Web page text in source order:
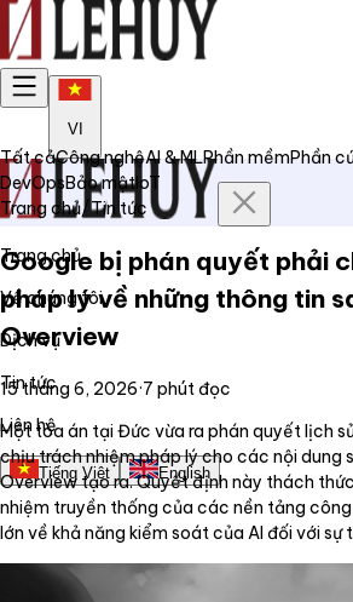
VI
Trang chủ
Về chúng tôi
Dịch vụ
Tin tức
Liên hệ
Tiếng Việt English
Tất cảCông nghệAI & MLPhần mềmPhần
DevOpsBảo mậtIoT
Trang chủ/Tin tức
Google bị phán quyết phải
pháp lý về những thông tin
Overview
15 tháng 6, 2026·7 phút đọc
Một tòa án tại Đức vừa ra phán quyết lịch
chịu trách nhiệm pháp lý cho các nội dung
Overview tạo ra. Quyết định này thách
nhiệm truyền thống của các nền tảng
lớn về khả năng kiểm soát của AI đối với sự